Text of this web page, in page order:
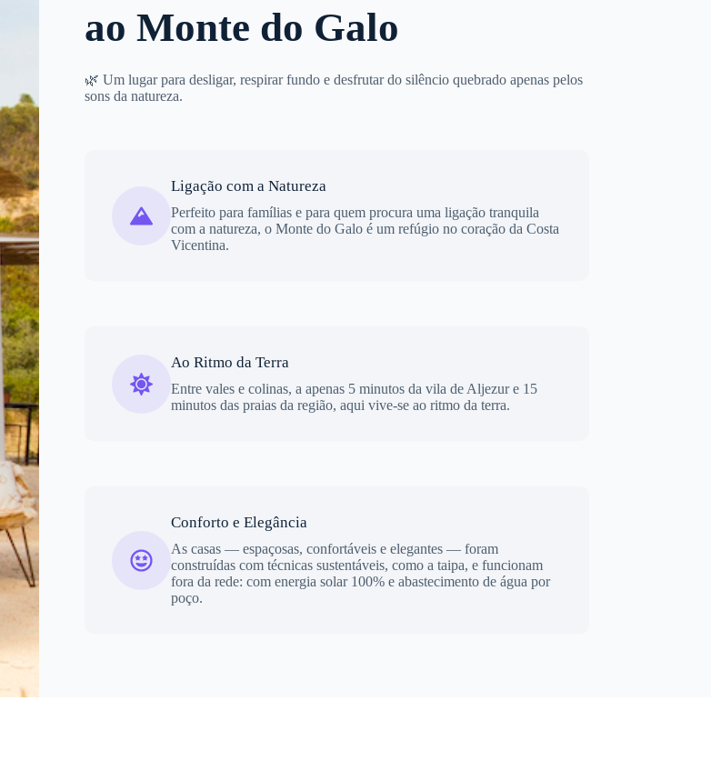
ao Monte do Galo
🌿 Um lugar para desligar, respirar fundo e desfrutar do silêncio quebrado apenas pelos
sons da natureza.
Ligação com a Natureza
Perfeito para famílias e para quem procura uma ligação tranquila
com a natureza, o Monte do Galo é um refúgio no coração da Costa
Vicentina.
Ao Ritmo da Terra
Entre vales e colinas, a apenas 5 minutos da vila de Aljezur e 15
minutos das praias da região, aqui vive-se ao ritmo da terra.
Conforto e Elegância
As casas — espaçosas, confortáveis e elegantes — foram
construídas com técnicas sustentáveis, como a taipa, e funcionam
fora da rede: com energia solar 100% e abastecimento de água por
poço.